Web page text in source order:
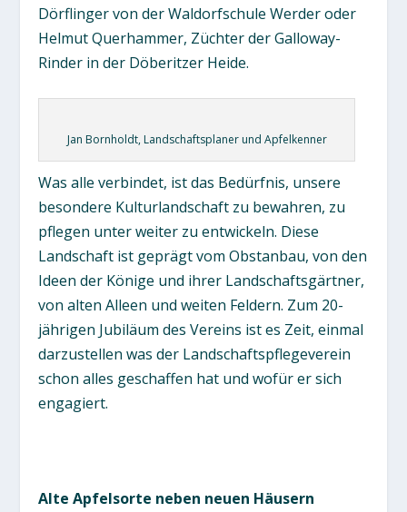
Dörflinger von der Waldorfschule Werder oder
Helmut Querhammer, Züchter der Galloway-
Rinder in der Döberitzer Heide.
Jan Bornholdt, Landschaftsplaner und Apfelkenner
Was alle verbindet, ist das Bedürfnis, unsere
besondere Kulturlandschaft zu bewahren, zu
pflegen unter weiter zu entwickeln. Diese
Landschaft ist geprägt vom Obstanbau, von den
Ideen der Könige und ihrer Landschaftsgärtner,
von alten Alleen und weiten Feldern. Zum 20-
jährigen Jubiläum des Vereins ist es Zeit, einmal
darzustellen was der Landschaftspflegeverein
schon alles geschaffen hat und wofür er sich
engagiert.
Alte Apfelsorte neben neuen Häusern